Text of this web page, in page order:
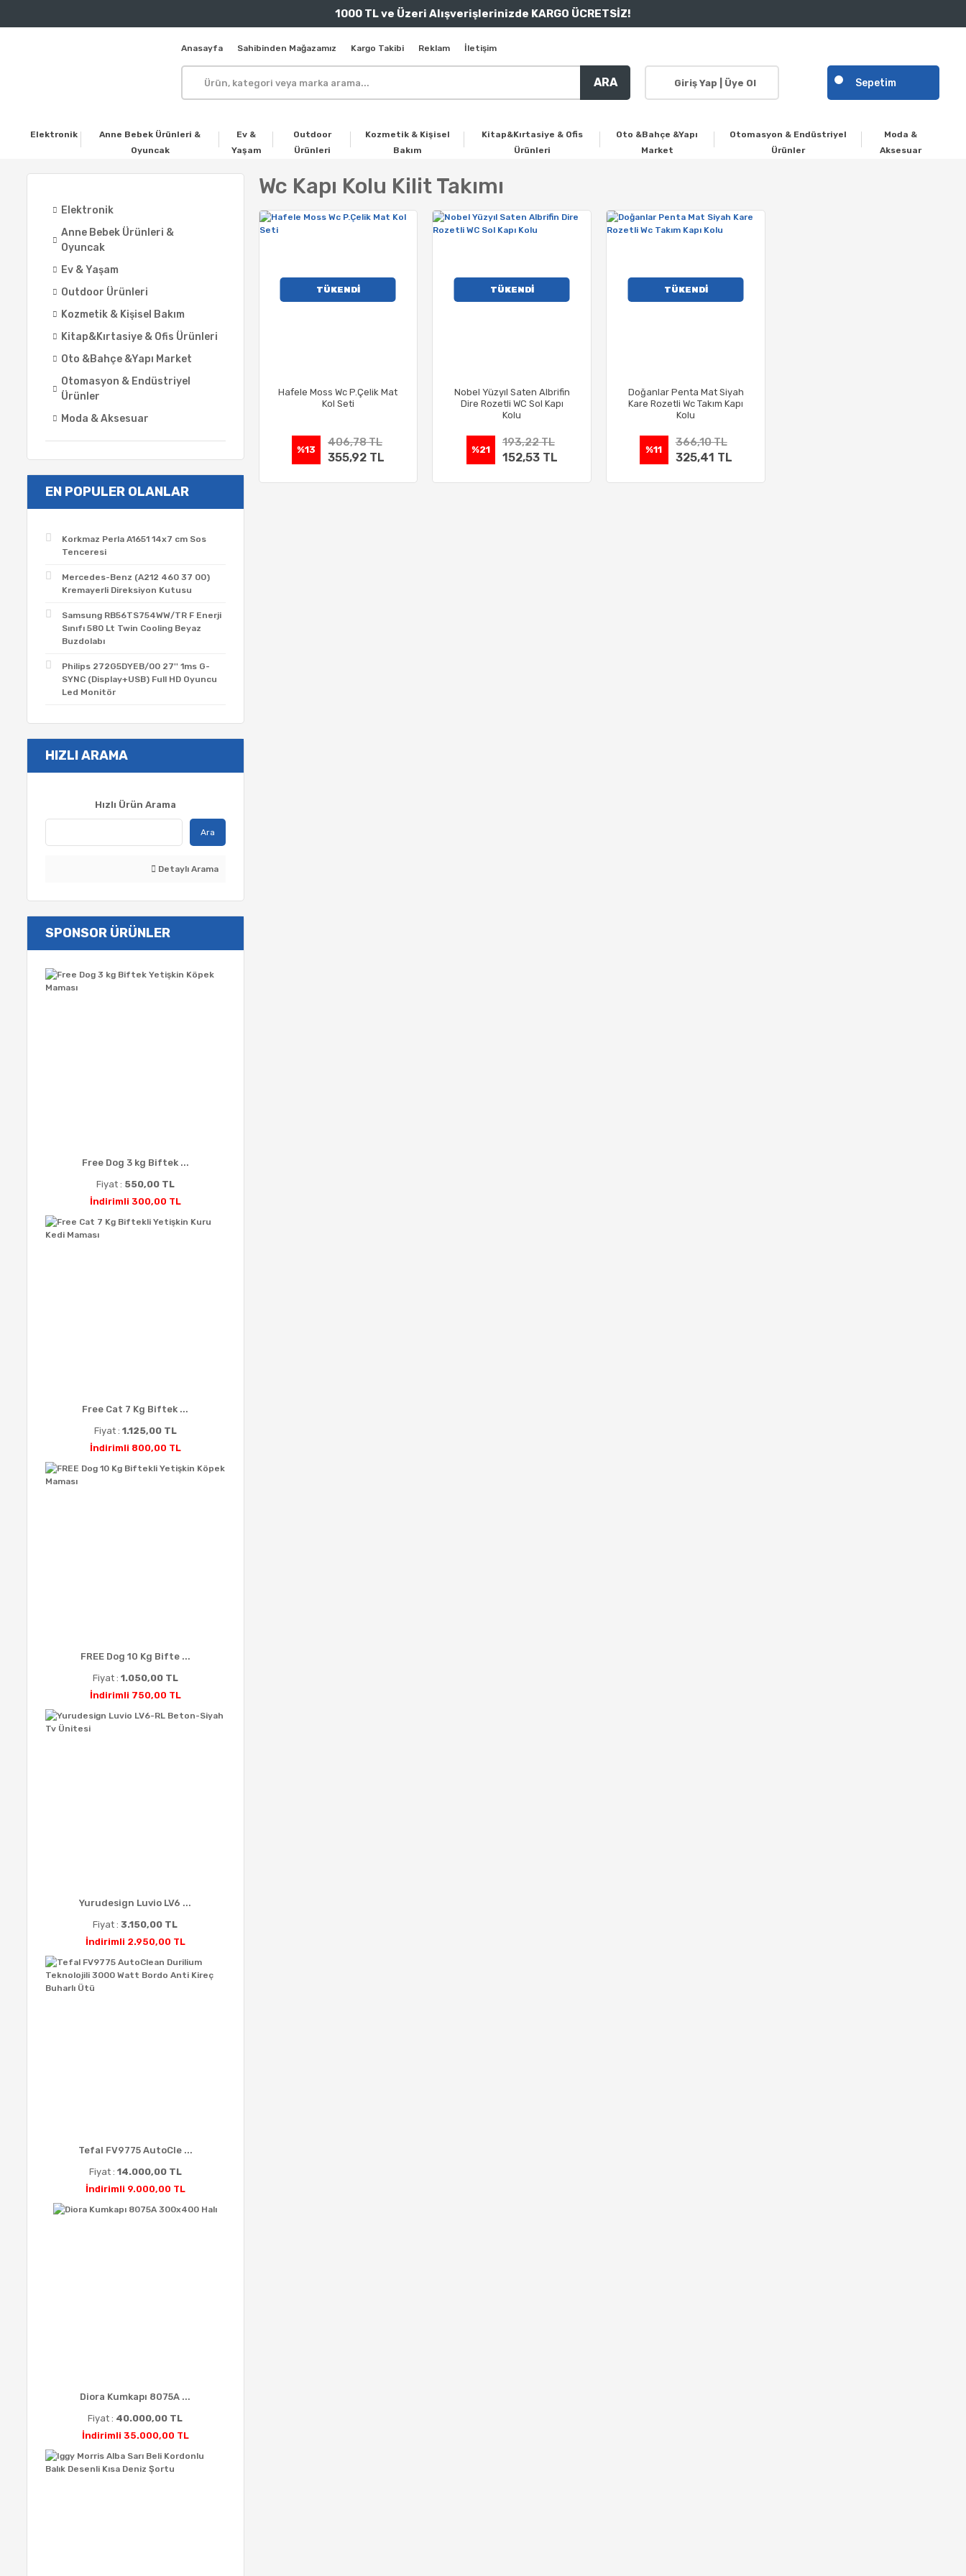
1000 TL ve Üzeri Alışverişlerinizde KARGO ÜCRETSİZ!
Anasayfa Sahibinden Mağazamız Kargo Takibi Reklam İletişim
ARA Giriş Yap | Üye Ol Sepetim
Elektronik
Anne Bebek Ürünleri &
Oyuncak
Ev &
Yaşam
Outdoor
Ürünleri
Kozmetik & Kişisel
Bakım
Kitap&Kırtasiye & Ofis
Ürünleri
Oto &Bahçe &Yapı
Market
Otomasyon & Endüstriyel
Ürünler
Moda &
Aksesuar
Elektronik
Anne Bebek Ürünleri &
Oyuncak
Ev & Yaşam
Outdoor Ürünleri
Kozmetik & Kişisel Bakım
Kitap&Kırtasiye & Ofis Ürünleri
Oto &Bahçe &Yapı Market
Otomasyon & Endüstriyel
Ürünler
Moda & Aksesuar
EN POPULER OLANLAR
Korkmaz Perla A1651 14x7 cm Sos
Tenceresi
Mercedes-Benz (A212 460 37 00)
Kremayerli Direksiyon Kutusu
Samsung RB56TS754WW/TR F Enerji
Sınıfı 580 Lt Twin Cooling Beyaz
Buzdolabı
Philips 272G5DYEB/00 27'' 1ms G-
SYNC (Display+USB) Full HD Oyuncu
Led Monitör
HIZLI ARAMA
Hızlı Ürün Arama
Ara
Detaylı Arama
SPONSOR ÜRÜNLER
Free Dog 3 kg Biftek ...
Fiyat : 550,00 TL
İndirimli 300,00 TL
Free Cat 7 Kg Biftek ...
Fiyat : 1.125,00 TL
İndirimli 800,00 TL
FREE Dog 10 Kg Bifte ...
Fiyat : 1.050,00 TL
İndirimli 750,00 TL
Yurudesign Luvio LV6 ...
Fiyat :3.150,00 TL
İndirimli 2.950,00 TL
Tefal FV9775 AutoCle ...
Fiyat : 14.000,00 TL
İndirimli 9.000,00 TL
Diora Kumkapı 8075A ...
Fiyat : 40.000,00 TL
İndirimli 35.000,00 TL
Wc Kapı Kolu Kilit Takımı
TÜKENDİ
Hafele Moss Wc P.Çelik Mat
Kol Seti
%13
406,78 TL
355,92 TL
TÜKENDİ
Nobel Yüzyıl Saten Albrifin
Dire Rozetli WC Sol Kapı
Kolu
%21
193,22 TL
152,53 TL
TÜKENDİ
Doğanlar Penta Mat Siyah
Kare Rozetli Wc Takım Kapı
Kolu
%11
366,10 TL
325,41 TL